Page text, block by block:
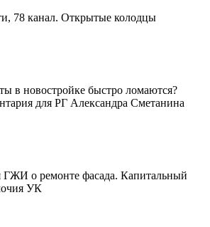
78 канал. Открытые колодцы
в новостройке быстро ломаются?
для РГ Александра Сметанина
ГЖИ о ремонте фасада. Капитальный
УК